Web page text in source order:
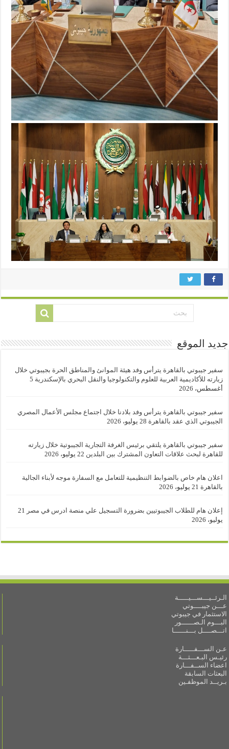
جديد الموقع
سفير جيبوتي بالقاهرة يترأس وفد هيئة الموانئ والمناطق الحرة بجيبوتي خلال
زيارته للأكاديمية العربية للعلوم والتكنولوجيا والنقل البحري بالإسكندرية 5
أغسطس، 2026
سفير جيبوتي بالقاهرة يترأس وفد بلادنا خلال اجتماع مجلس الأعمال المصري
الجيبوتي الذي عقد بالقاهرة 28 يوليو، 2026
سفير جيبوتي بالقاهرة يلتقي برئيس الغرفة التجارية الجيبوتية خلال زيارته
للقاهرة لبحث علاقات التعاون المشترك بين البلدين 22 يوليو، 2026
اعلان هام خاص بالضوابط التنظيمية للتعامل مع السفارة موجه لأبناء الجالية
بالقاهرة 21 يوليو، 2026
إعلان هام للطلاب الجيبوتيين بضرورة التسجيل علي منصة ادرس في مصر
21
يوليو، 2026
الـرئــيـــســـيـــــة
عـــن جيبــــوتي
الاستثمار في جيبوتي
البـــوم الـصــــــور
اتـــصــــل بـــنــــــا
عـن الســـفـــــارة
رئيـس البـعـــثـــة
اعضاء الســفـــارة
البعثات السابقة
بـريــد الموظفـين